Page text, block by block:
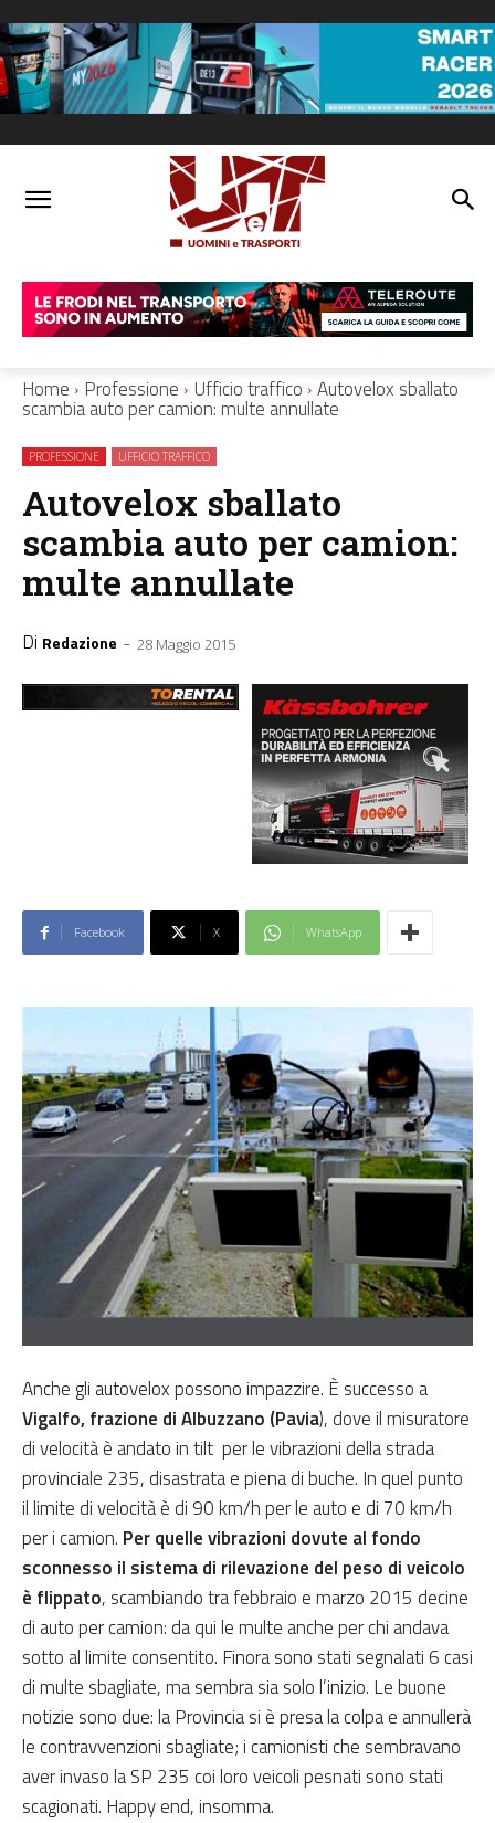
Home Professione Ufficio traffico Autovelox sballato
scambia auto per camion: multe annullate
PROFESSIONE UFFICIO TRAFFICO
Autovelox sballato
scambia auto per camion:
multe annullate
Di Redazione - 28 Maggio 2015
Facebook X WhatsApp
Anche gli autovelox possono impazzire. È successo a
Vigalfo, frazione di Albuzzano (Pavia), dove il misuratore
di velocità è andato in tilt per le vibrazioni della strada
provinciale 235, disastrata e piena di buche. In quel punto
il limite di velocità è di 90 km/h per le auto e di 70 km/h
per i camion. Per quelle vibrazioni dovute al fondo
sconnesso il sistema di rilevazione del peso di veicolo
è flippato, scambiando tra febbraio e marzo 2015 decine
di auto per camion: da qui le multe anche per chi andava
sotto al limite consentito. Finora sono stati segnalati 6 casi
di multe sbagliate, ma sembra sia solo l’inizio. Le buone
notizie sono due: la Provincia si è presa la colpa e annullerà
le contravvenzioni sbagliate; i camionisti che sembravano
aver invaso la SP 235 coi loro veicoli pesnati sono stati
scagionati. Happy end, insomma.